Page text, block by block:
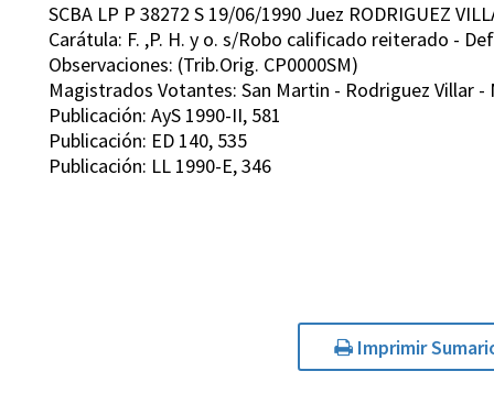
SCBA LP P 38272 S 19/06/1990 Juez RODRIGUEZ
Carátula: F. ,P. H. y o. s/Robo calificado reiterado -
Observaciones: (Trib.Orig. CP0000SM)
Magistrados Votantes: San Martin - Rodriguez Villar -
Publicación: AyS 1990-II, 581
Publicación: ED 140, 535
Publicación: LL 1990-E, 346
Imprimir